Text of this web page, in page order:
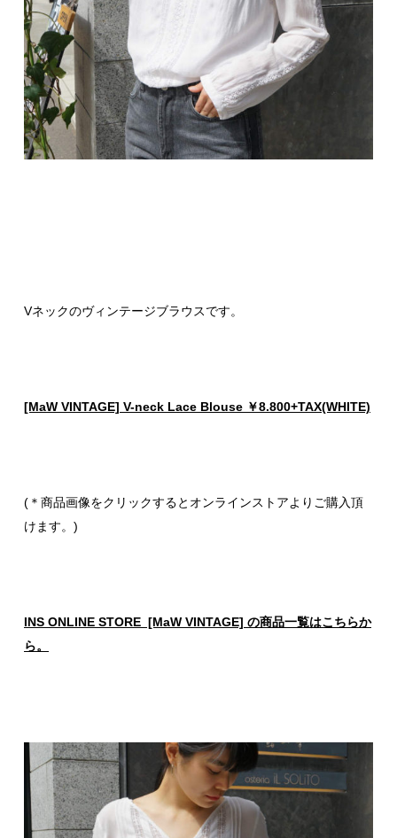
Vネックのヴィンテージブラウスです。
[MaW VINTAGE] V-neck Lace Blouse ￥8.800+TAX(WHITE)
(＊商品画像をクリックするとオンラインストアよりご購入頂
けます。)
INS ONLINE STORE [MaW VINTAGE] の商品一覧はこちらか
ら。